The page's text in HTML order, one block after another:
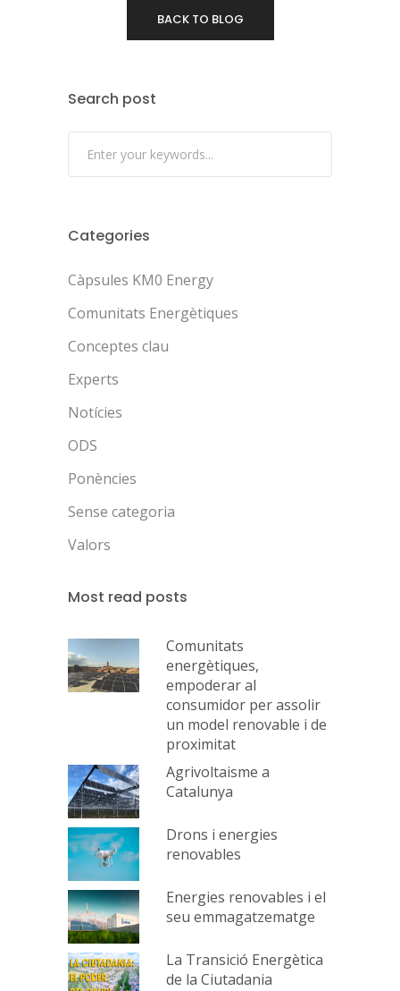
BACK TO BLOG
Search post
Categories
Càpsules KM0 Energy
Comunitats Energètiques
Conceptes clau
Experts
Notícies
ODS
Ponències
Sense categoria
Valors
Most read posts
Comunitats
energètiques,
empoderar al
consumidor per assolir
un model renovable i de
proximitat
Agrivoltaisme a
Catalunya
Drons i energies
renovables
Energies renovables i el
seu emmagatzematge
La Transició Energètica
de la Ciutadania